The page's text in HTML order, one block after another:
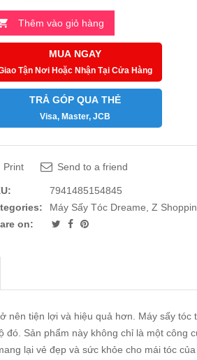
Thêm vào giỏ hàng
MUA NGAY
Tận Nơi Hoặc Nhận Tại Cửa Hàng
TRẢ GÓP QUA THẺ
Visa, Master, JCB
Print Send to a friend
7941485154845
Máy Sấy Tóc Dreame, Z
on:
nên tiện lợi và hiệu quả hơn. Máy sấy tóc
Sản phẩm này không chỉ là một công
lại vẻ đẹp và sức khỏe cho mái tóc